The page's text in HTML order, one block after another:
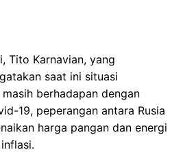
Tito Karnavian, yang
saat ini situasi
berhadapan dengan
19, peperangan antara Rusia
harga pangan dan energi